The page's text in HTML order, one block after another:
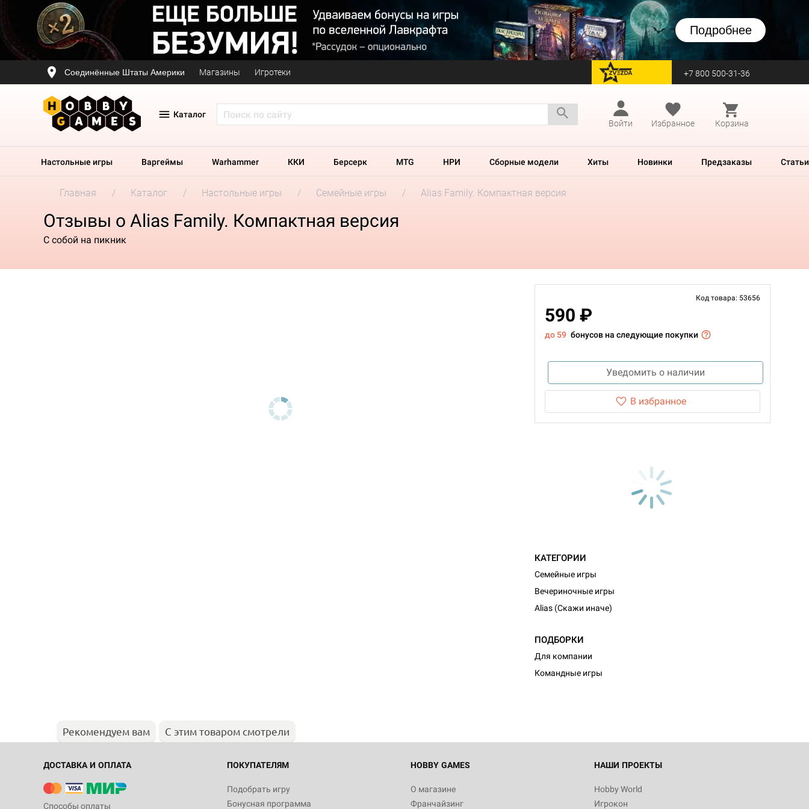
Подробнее
Соединённые Штаты Америки Магазины Игротеки перейти на Zvezda +7 800 500-31-36
Каталог
Войти
Избранное Корзина
Настольные игры Варгеймы Warhammer ККИ Берсерк MTG НРИ Сборные модели Хиты Новинки Предзаказы Статьи
Главная Каталог Настольные игры Семейные игры Alias Family. Компактная версия
Отзывы о Alias Family. Компактная версия
С собой на пикник
Код товара: 53656
590 ₽
до 59 бонусов на следующие покупки
Уведомить о наличии
В избранное
КАТЕГОРИИ
Семейные игры
Вечериночные игры
Alias (Скажи иначе)
ПОДБОРКИ
Для компании
Командные игры
Рекомендуем вам С этим товаром смотрели
ДОСТАВКА И ОПЛАТА
Способы оплаты
ПОКУПАТЕЛЯМ
Подобрать игру
Бонусная программа
HOBBY GAMES
О магазине
Франчайзинг
НАШИ ПРОЕКТЫ
Hobby World
Игрокон